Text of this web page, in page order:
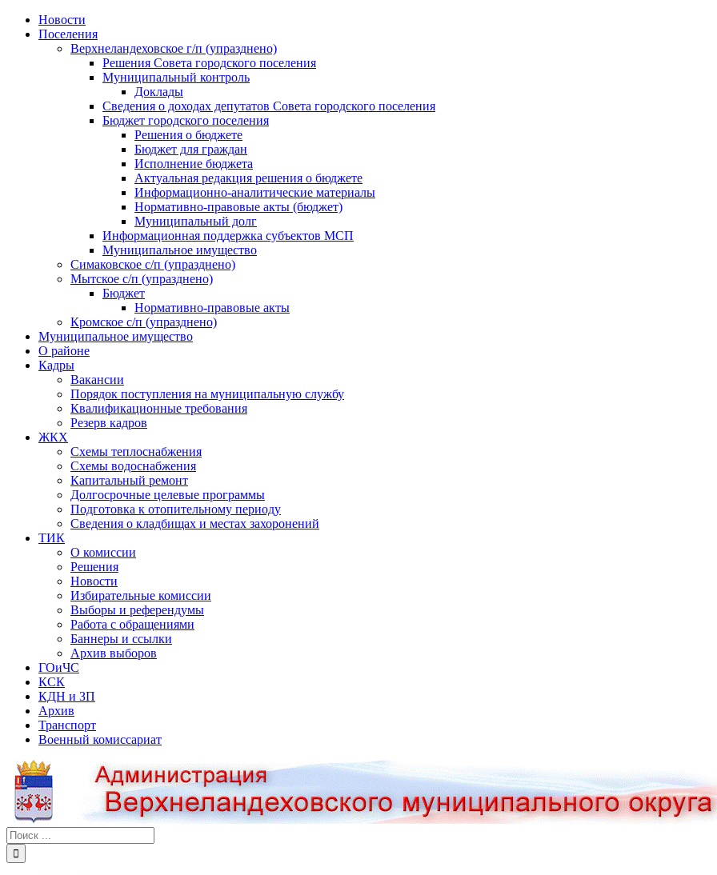
Skip
Новости
Поселения
Верхнеландеховское г/п (упразднено)
Решения Совета городского поселения
Муниципальный контроль
Доклады
Сведения о доходах депутатов Совета городского поселения
Бюджет городского поселения
Решения о бюджете
Бюджет для граждан
Исполнение бюджета
Актуальная редакция решения о бюджете
Информационно-аналитические материалы
Нормативно-правовые акты (бюджет)
Муниципальный долг
Информационная поддержка субъектов МСП
Муниципальное имущество
Симаковское с/п (упразднено)
Мытское с/п (упразднено)
Бюджет
Нормативно-правовые акты
Кромское с/п (упразднено)
Муниципальное имущество
О районе
Кадры
Вакансии
Порядок поступления на муниципальную службу
Квалификационные требования
Резерв кадров
ЖКХ
Схемы теплоснабжения
Схемы водоснабжения
Капитальный ремонт
Долгосрочные целевые программы
Подготовка к отопительному периоду
Сведения о кладбищах и местах захоронений
ТИК
О комиссии
Решения
Новости
Избирательные комиссии
Выборы и референдумы
Работа с обращениями
Баннеры и ссылки
Архив выборов
ГОиЧС
КСК
КДН и ЗП
Архив
Транспорт
Военный комиссариат
Результат
поиска: